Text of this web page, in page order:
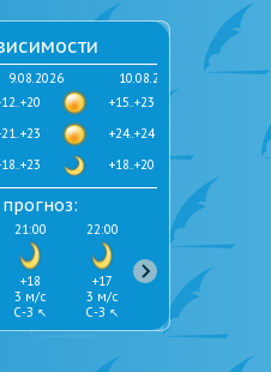
9.08.2026
10.08.2026
+15..+23
+24..+24
+18..+20
21:00
+18
3 м/с
С-З ↖
22:00
+17
3 м/с
С-З ↖
23:00
2 м/с
С-З ↖